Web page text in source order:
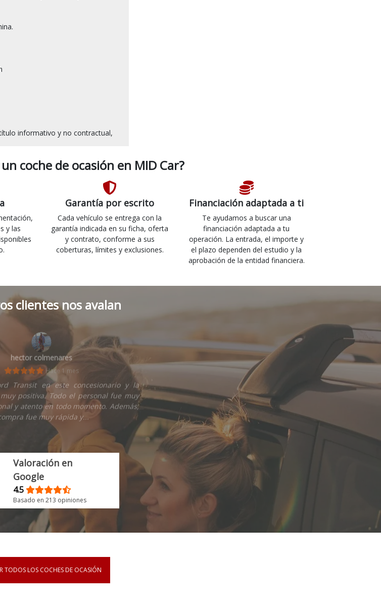
coche de ocasión en MID Car?
y las
Garantía por escrito
Cada vehículo se entrega con la
garantía indicada en su ficha, oferta
y contrato, conforme a sus
coberturas, límites y exclusiones.
Financiación adaptada a ti
Te ayudamos a buscar una
financiación adaptada a tu
operación. La entrada, el importe y
el plazo dependen del estudio y la
aprobación de la entidad financiera.
clientes nos avalan
hector colmenares
Hace 1 mes
Transit en este concesionario y la
positiva. Todo el personal fue muy
y atento en todo momento. Además,
fue muy rápida y...
Valoración en
Google
4.5
Basado en 213 opiniones
TODOS LOS COCHES DE OCASIÓN